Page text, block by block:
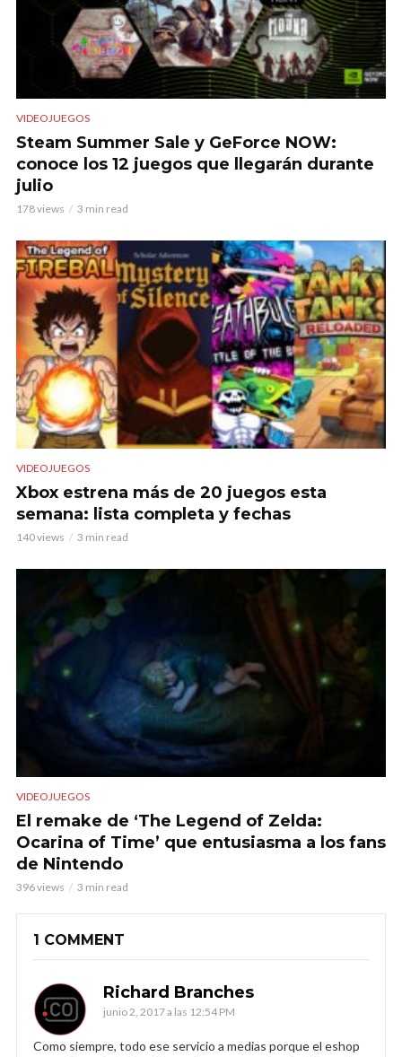
VIDEOJUEGOS
Steam Summer Sale y GeForce NOW:
conoce los 12 juegos que llegarán durante
julio
178 views 3 min read
VIDEOJUEGOS
Xbox estrena más de 20 juegos esta
semana: lista completa y fechas
140 views 3 min read
VIDEOJUEGOS
El remake de ‘The Legend of Zelda:
Ocarina of Time’ que entusiasma a los fans
de Nintendo
396 views 3 min read
1 COMMENT
Richard Branches
junio 2, 2017 a las 12:54 PM
Como siempre, todo ese servicio a medias porque el eshop